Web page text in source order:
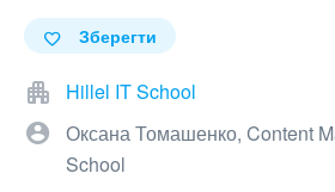
Зберегти
Hillel IT School
Оксана Томашенко, Content
School